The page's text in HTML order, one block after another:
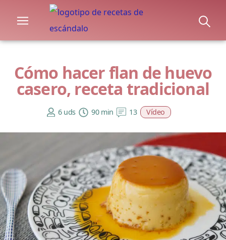
Cómo hacer flan de huevo
casero, receta tradicional
6 uds 90 min 13 Vídeo